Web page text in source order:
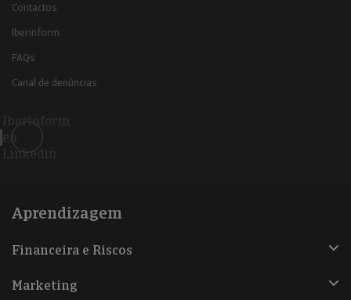
Contactos
Iberinform
FAQs
Canal de denúncias
Iberinform
en
Linkedin
Aprendizagem
Financeira e Riscos
Marketing